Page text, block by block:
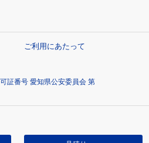
ご利用にあたって
証番号 愛知県公安委員会 第